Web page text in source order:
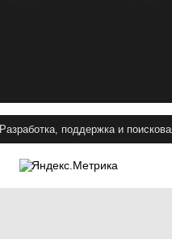
Разработка, поддержка и